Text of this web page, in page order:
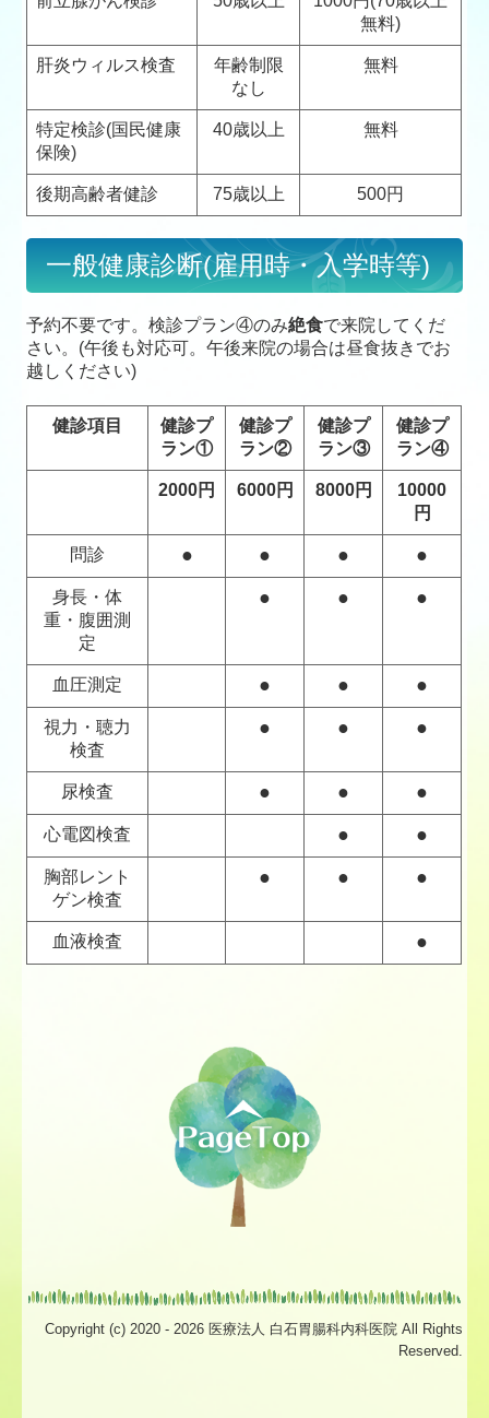
無料)
肝炎ウィルス検査
年齢制限
なし
無料
特定検診(国民健康
保険)
40歳以上 無料
後期高齢者健診 75歳以上 500円
一般健康診断(雇用時・入学時等)
予約不要です。検診プラン④のみ絶食で来院してくだ
さい。(午後も対応可。午後来院の場合は昼食抜きでお
越しください)
健診項目
健診プ
ラン①
健診プ
ラン②
健診プ
ラン③
健診プ
ラン④
2000円 6000円 8000円
10000
円
問診 ● ● ● ●
身長・体
重・腹囲測
定
● ● ●
血圧測定 ● ● ●
視力・聴力
検査
● ● ●
尿検査 ● ● ●
心電図検査 ● ●
胸部レント
ゲン検査
● ● ●
血液検査 ●
Copyright (c) 2020 - 2026 医療法人 白石胃腸科内科医院 All Rights
Reserved.